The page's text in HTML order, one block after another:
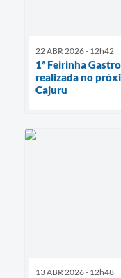
22 ABR 2026 - 12h42
1ª Feirinha
realizada no
Cajuru
13 ABR 2026 - 12h48